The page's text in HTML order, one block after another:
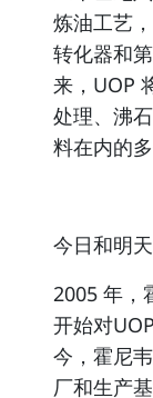
炼油工艺
转化器和
来，UOP
处理、沸
料在内的
今日和明天
2005 年，
开始对
今，霍尼
厂和生产